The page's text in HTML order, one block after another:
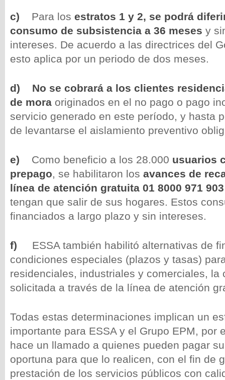
c) Para los estratos 1 y 2, se podrá
consumo de subsistencia a 36 meses y
intereses. De acuerdo a las directrices del
esto aplica por un periodo de dos meses.
d) No se cobrará a los clientes
de mora originados en el no pago o pago
servicio generado en este período, y hasta
de levantarse el aislamiento preventivo
e) Como beneficio a los 28.000 usuarios
prepago, se habilitaron los avances de
línea de atención gratuita 01 8000 971 903
tengan que salir de sus hogares. Estos
financiados a largo plazo y sin intereses.
f) ESSA también habilitó alternativas de
condiciones especiales (plazos y tasas)
residenciales, industriales y comerciales, la
solicitada a través de la línea de atención
Todas estas determinaciones implican un
importante para ESSA y el Grupo EPM, por
hace un llamado a quienes pueden pagar
oportuna para que lo realicen, con el fin de
prestación de los servicios públicos con